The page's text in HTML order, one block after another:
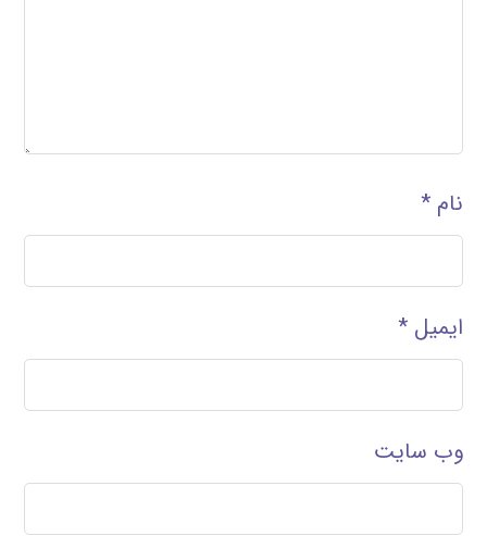
نام*
ایمیل*
وب‌ سایت